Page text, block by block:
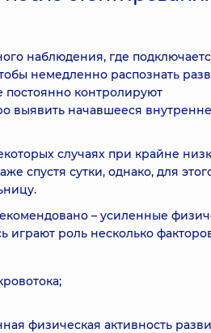
наблюдения, где
немедленно распознать
контролируют
выявить начавшееся
случаях при крайне
спустя сутки, однако, для
– усиленные
играют роль несколько
физическая активность